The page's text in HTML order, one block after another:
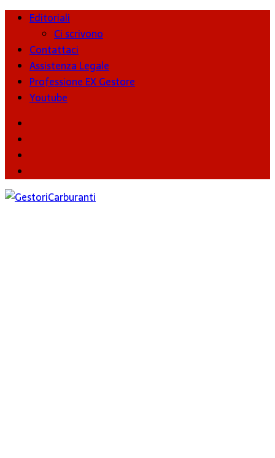
Editoriali
Ci scrivono
Contattaci
Assistenza Legale
Professione EX Gestore
Youtube